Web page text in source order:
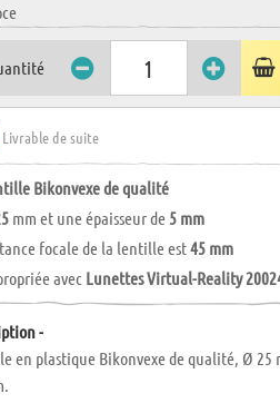
Livrable de suite
Bikonvexe de qualité
mm et une épaisseur de 5 mm
focale de la lentille est45 mm
avec Lunettes Virtual-Reality
-
en plastique Bikonvexe de qualité, Ø 25